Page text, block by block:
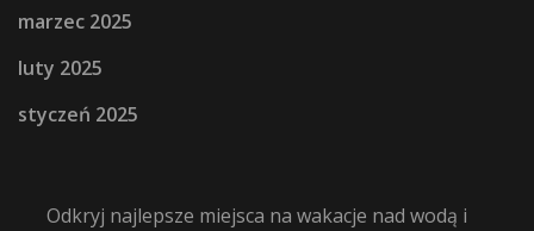
marzec 2025
luty 2025
styczeń 2025
Odkryj najlepsze miejsca na wakacje nad wodą i